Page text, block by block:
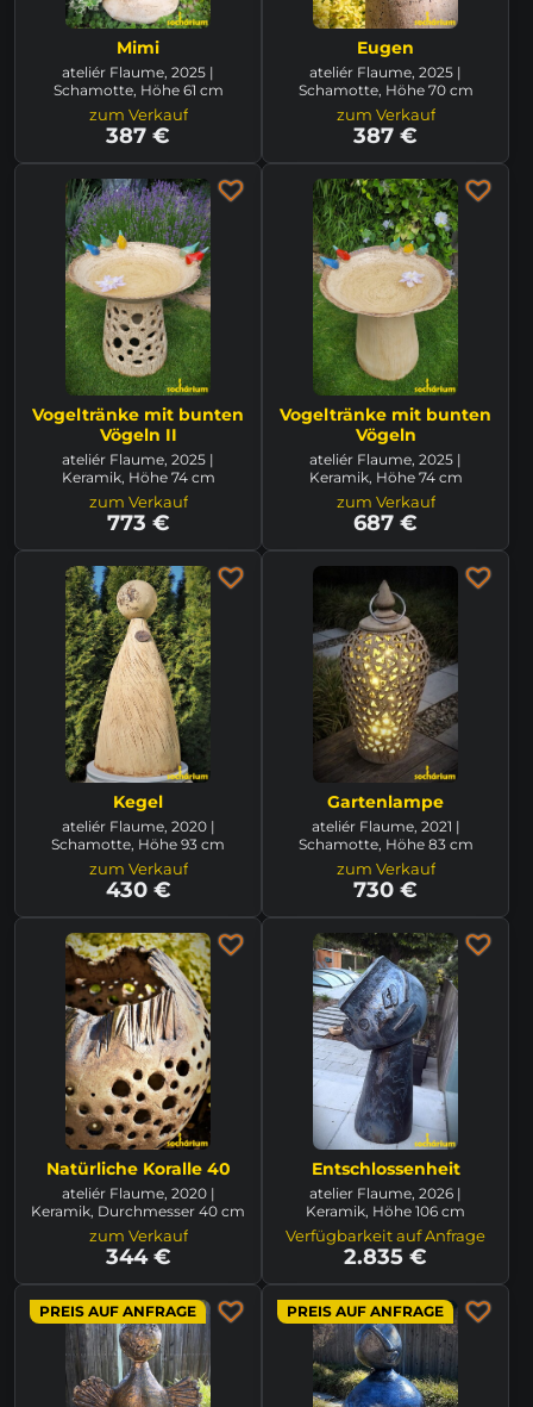
Mimi
ateliér Flaume, 2025 |
Schamotte, Höhe 61 cm
zum Verkauf
387 €
Eugen
ateliér Flaume, 2025 |
Schamotte, Höhe 70 cm
zum Verkauf
387 €
Vogeltränke mit bunten
Vögeln II
ateliér Flaume, 2025 |
Keramik, Höhe 74 cm
zum Verkauf
773 €
Vogeltränke mit bunten
Vögeln
ateliér Flaume, 2025 |
Keramik, Höhe 74 cm
zum Verkauf
687 €
Kegel
ateliér Flaume, 2020 |
Schamotte, Höhe 93 cm
zum Verkauf
430 €
Gartenlampe
ateliér Flaume, 2021 |
Schamotte, Höhe 83 cm
zum Verkauf
730 €
Natürliche Koralle 40
ateliér Flaume, 2020 |
Keramik, Durchmesser 40 cm
zum Verkauf
344 €
Entschlossenheit
atelier Flaume, 2026 |
Keramik, Höhe 106 cm
Verfügbarkeit auf Anfrage
2.835 €
PREIS AUF ANFRAGE PREIS AUF ANFRAGE